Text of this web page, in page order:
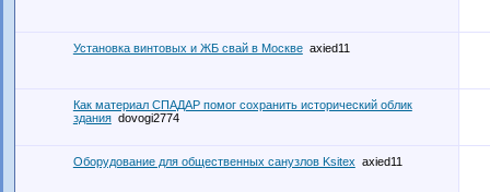
Установка винтовых и ЖБ свай в Москве axied11
Как материал СПАДАР помог сохранить исторический облик
здания dovogi2774
Оборудование для общественных санузлов Ksitex axied11